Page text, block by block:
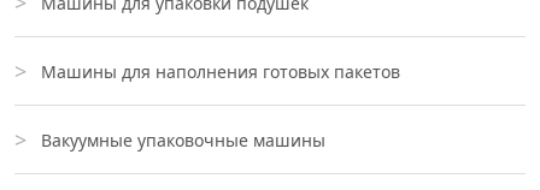
Машины для наполнения готовых пакетов
Вакуумные упаковочные машины